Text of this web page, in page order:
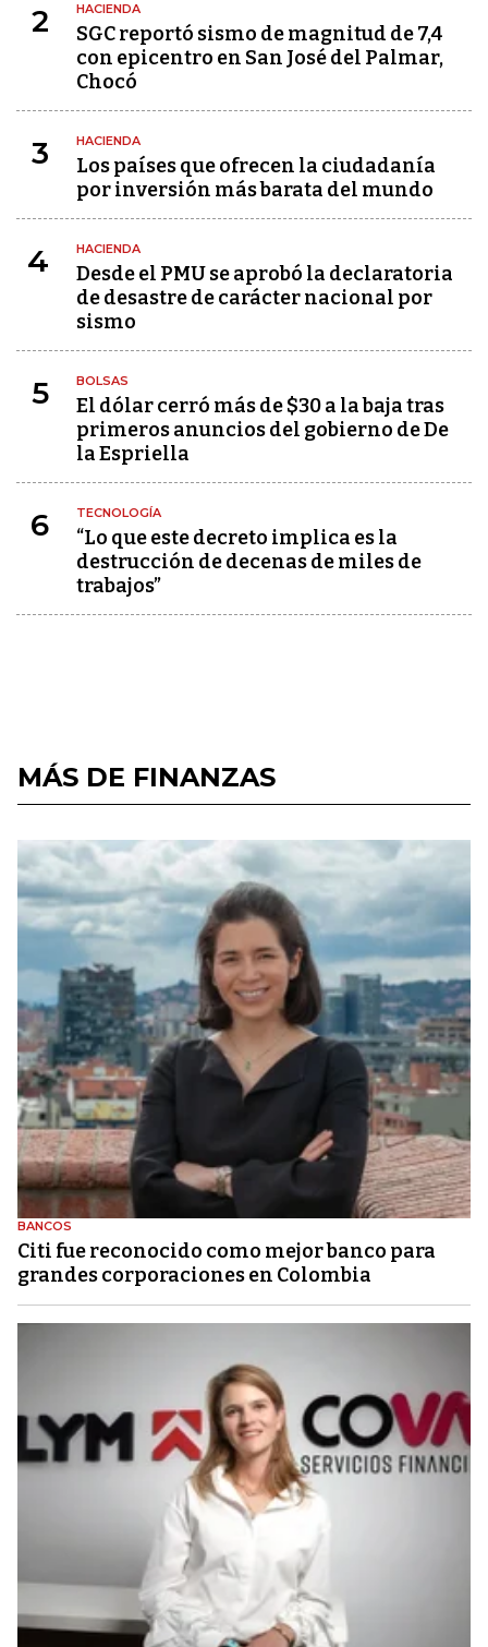
2 HACIENDA
SGC reportó sismo de magnitud de 7,4
con epicentro en San José del Palmar,
Chocó
3 HACIENDA
Los países que ofrecen la ciudadanía
por inversión más barata del mundo
4 HACIENDA
Desde el PMU se aprobó la declaratoria
de desastre de carácter nacional por
sismo
5 BOLSAS
El dólar cerró más de $30 a la baja tras
primeros anuncios del gobierno de De
la Espriella
6 TECNOLOGÍA
“Lo que este decreto implica es la
destrucción de decenas de miles de
trabajos”
MÁS DE FINANZAS
BANCOS
Citi fue reconocido como mejor banco para
grandes corporaciones en Colombia